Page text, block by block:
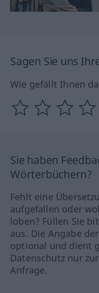
Sagen Sie uns
Wie gefällt Ihnen
Sie haben
Wörterbüchern?
Fehlt eine
aufgefallen oder
loben? Füllen Sie
aus. Die Angabe
optional und dient
Datenschutz nur
Anfrage.